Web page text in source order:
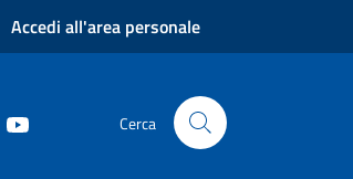
Accedi all'area personale
Cerca